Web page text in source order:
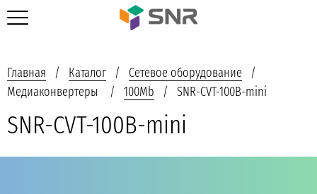
Главная Каталог
Сетевое оборудование
Медиаконвертеры
100Mb SNR-CVT-100B-mini
SNR-CVT-100B-mini